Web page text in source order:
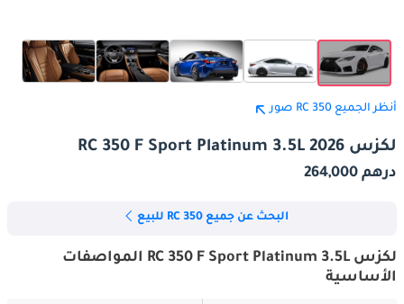
أنظر الجميع RC 350 صور
لكزس RC 350 F Sport Platinum 3.5L 2026
درهم 264,000
البحث عن جميع RC 350 للبيع
لكزس RC 350 F Sport Platinum 3.5L المواصفات
الأساسية